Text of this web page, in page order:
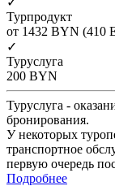
Турпродукт
от 1432 BYN (410
✓
Туруслуга
200 BYN
Туруслуга -
бронирования.
У некоторых
транспортное
первую очередь
Подробнее